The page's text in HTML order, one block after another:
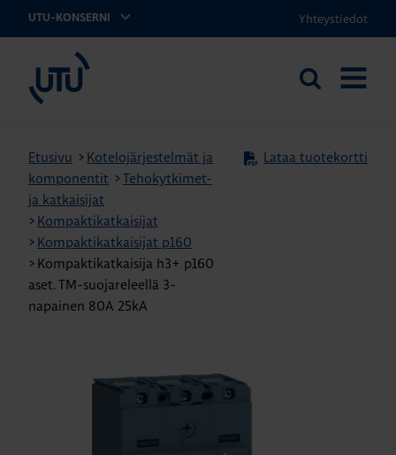
UTU-KONSERNI Yhteystiedot
Etsi
Etusivu > Kotelojärjestelmät ja
komponentit >Tehokytkimet-
ja katkaisijat
> Kompaktikatkaisijat
> Kompaktikatkaisijat p160
> Kompaktikatkaisija h3+ p160
aset. TM-suojareleellä 3-
napainen 80A 25kA
Lataa tuotekortti